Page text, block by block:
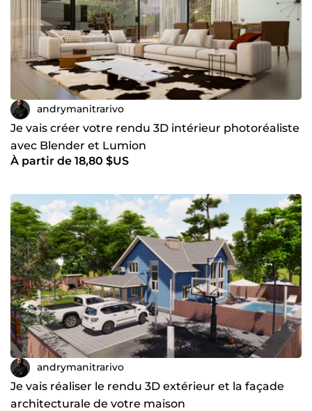
andrymanitrarivo
Je vais créer votre rendu 3D intérieur photoréaliste
avec Blender et Lumion
À partir de 18,80 $US
andrymanitrarivo
Je vais réaliser le rendu 3D extérieur et la façade
architecturale de votre maison